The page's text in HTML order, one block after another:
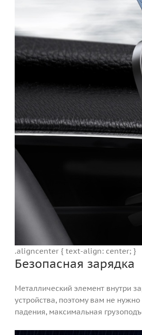
.aligncenter { text-align: center; }
Безопасная зарядка
Металлический элемент внутри
устройства, поэтому вам не
падения, максимальная